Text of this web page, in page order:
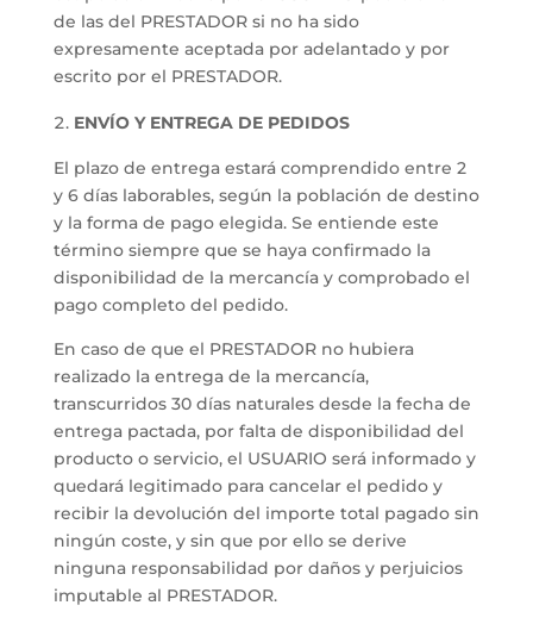
de las del PRESTADOR si no ha sido
expresamente aceptada por adelantado y por
escrito por el PRESTADOR.
ENVÍO Y ENTREGA DE PEDIDOS
El plazo de entrega estará comprendido entre 2
y 6 días laborables, según la población de destino
y la forma de pago elegida. Se entiende este
término siempre que se haya confirmado la
disponibilidad de la mercancía y comprobado el
pago completo del pedido.
En caso de que el PRESTADOR no hubiera
realizado la entrega de la mercancía,
transcurridos 30 días naturales desde la fecha de
entrega pactada, por falta de disponibilidad del
producto o servicio, el USUARIO será informado y
quedará legitimado para cancelar el pedido y
recibir la devolución del importe total pagado sin
ningún coste, y sin que por ello se derive
ninguna responsabilidad por daños y perjuicios
imputable al PRESTADOR.